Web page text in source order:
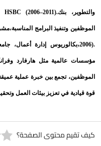
HSBC (2006–2011).،تحديد
البرامج المناسبة،مشرف مبيعات
إدارة أعمال، جامعة عمان
مثل هارفارد وفرانكلين كوفي في
تجمع بين خبرة عملية عميقة وشهادات
في تعزيز بيئات العمل وتحقيق أهداف
محتوى الصفحة؟